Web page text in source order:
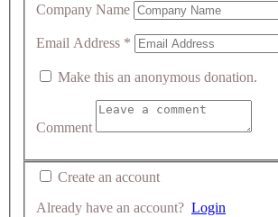
Company Name
Email Address *
Make this an anonymous donation.
Comment
Create an account
Already have an account? Login